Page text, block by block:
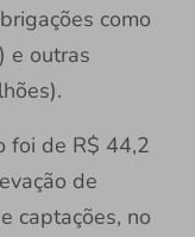
como
e outras
foi de R$ 44,2
de
captações, no